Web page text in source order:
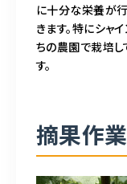
に十分な栄養が
きます。特にシャ
ちの農園で栽培
す。
摘果作